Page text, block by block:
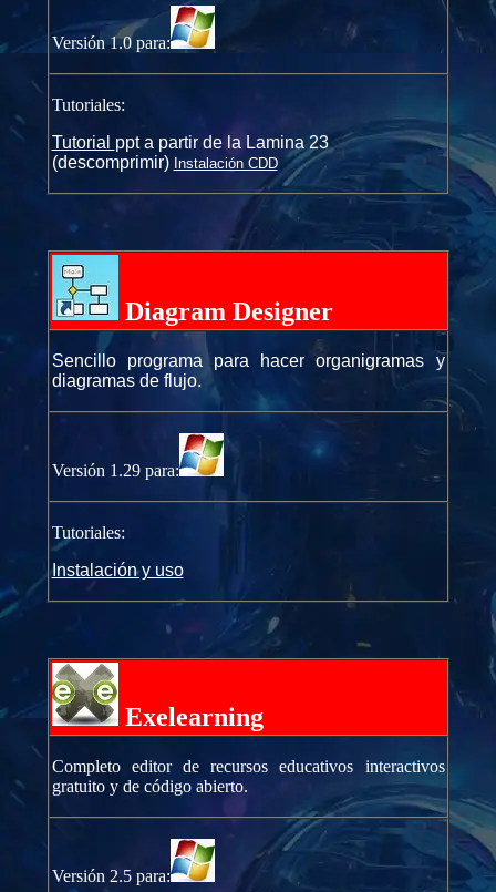
Versión 1.0 para:
Tutoriales:
Tutorial ppt a partir de la Lamina 23
(descomprimir) Instalación CDD
Diagram Designer
Sencillo programa para hacer organigramas y
diagramas de flujo.
Versión 1.29 para:
Tutoriales:
Instalación y uso
Exelearning
Completo editor de recursos educativos interactivos
gratuito y de código abierto.
Versión 2.5 para: